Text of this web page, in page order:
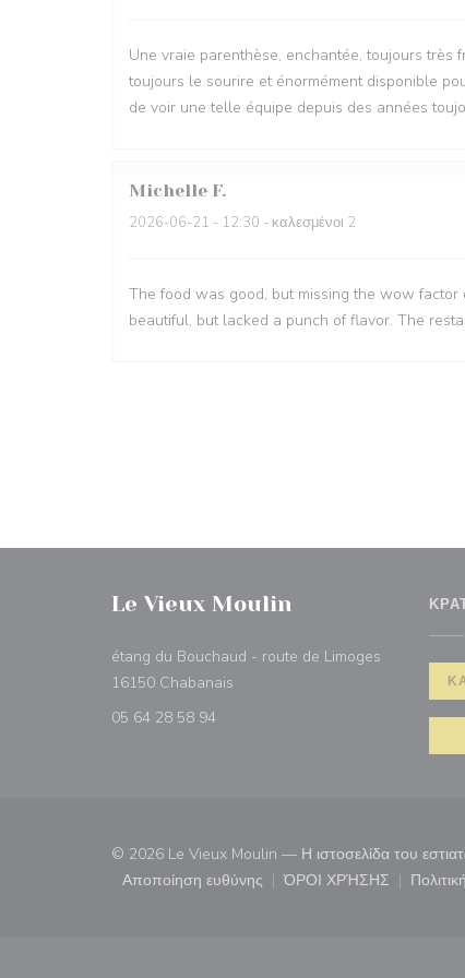
Une vraie parenthèse, enchantée, toujours très
toujours le sourire et énormément disponible
de voir une telle équipe depuis des années
Michelle F
2026-06-21 - 12:30 - καλεσμένοι 2
The food was good, but missing the wow
beautiful, but lacked a punch of flavor. The
Le Vieux Moulin
étang du Bouchaud - route de Limoges
16150 Chabanais
05 64 28 58 94
© 2026 Le Vieux Moulin — Η ιστοσελίδα του
Αποποίηση ευθύνης
((ανοίγει σε νέο παράθυρο))
ΌΡΟΙ ΧΡΉΣΗΣ
((ανοίγει σε νέο